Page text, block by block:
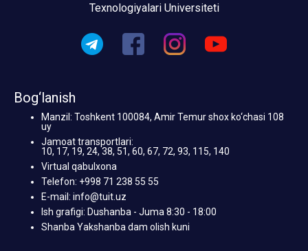
Texnologiyalari Universiteti
Bog‘lanish
Manzil: Toshkent 100084, Amir Temur shox ko‘chasi 108
uy
Jamoat transportlari:
10, 17, 19, 24, 38, 51, 60, 67, 72, 93, 115, 140
Virtual qabulxona
Telefon: +998 71 238 55 55
E-mail: info@tuit.uz
Ish grafigi: Dushanba - Juma 8:30 - 18:00
Shanba Yakshanba dam olish kuni